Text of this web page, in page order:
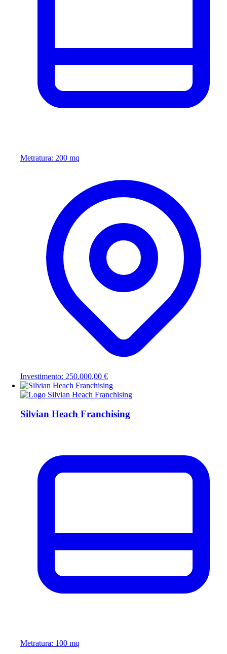
Metratura: 200 mq
Investimento: 250.000,00 €
Silvian Heach Franchising
Metratura: 100 mq